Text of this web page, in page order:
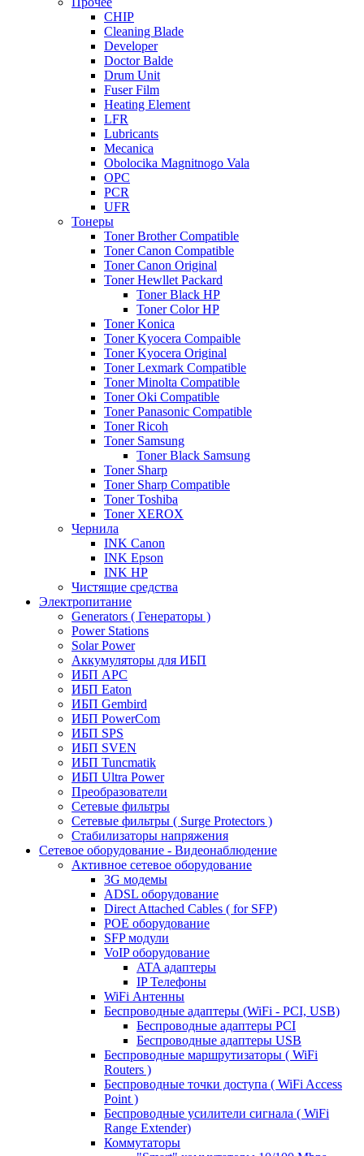
CHIP
Cleaning Blade
Developer
Doctor Balde
Drum Unit
Fuser Film
Heating Element
LFR
Lubricants
Mecanica
Obolocika Magnitnogo Vala
OPC
PCR
UFR
Тонеры
Toner Brother Compatible
Toner Canon Compatible
Toner Canon Original
Toner Hewllet Packard
Toner Black HP
Toner Color HP
Toner Konica
Toner Kyocera Compaible
Toner Kyocera Original
Toner Lexmark Compatible
Toner Minolta Compatible
Toner Oki Compatible
Toner Panasonic Compatible
Toner Ricoh
Toner Samsung
Toner Black Samsung
Toner Sharp
Toner Sharp Compatible
Toner Toshiba
Toner XEROX
Чернила
INK Canon
INK Epson
INK HP
Чистящие средства
Электропитание
Generators ( Генераторы )
Power Stations
Solar Power
Аккумуляторы для ИБП
ИБП APC
ИБП Eaton
ИБП Gembird
ИБП PowerCom
ИБП SPS
ИБП SVEN
ИБП Tuncmatik
ИБП Ultra Power
Преобразователи
Сетевые фильтры
Сетевые фильтры ( Surge Protectors )
Стабилизаторы напряжения
Сетевое оборудование - Видеонаблюдение
Активное сетевое оборудование
3G модемы
ADSL оборудование
Direct Attached Cables ( for SFP)
POE оборудование
SFP модули
VoIP оборудование
ATA адаптеры
IP Телефоны
WiFi Антенны
Беспроводные адаптеры (WiFi - PCI, USB)
Беспроводные адаптеры PCI
Беспроводные адаптеры USB
Беспроводные маршрутизаторы ( WiFi
Routers )
Беспроводные точки доступа ( WiFi Access
Point )
Беспроводные усилители сигнала ( WiFi
Range Extender)
Коммутаторы